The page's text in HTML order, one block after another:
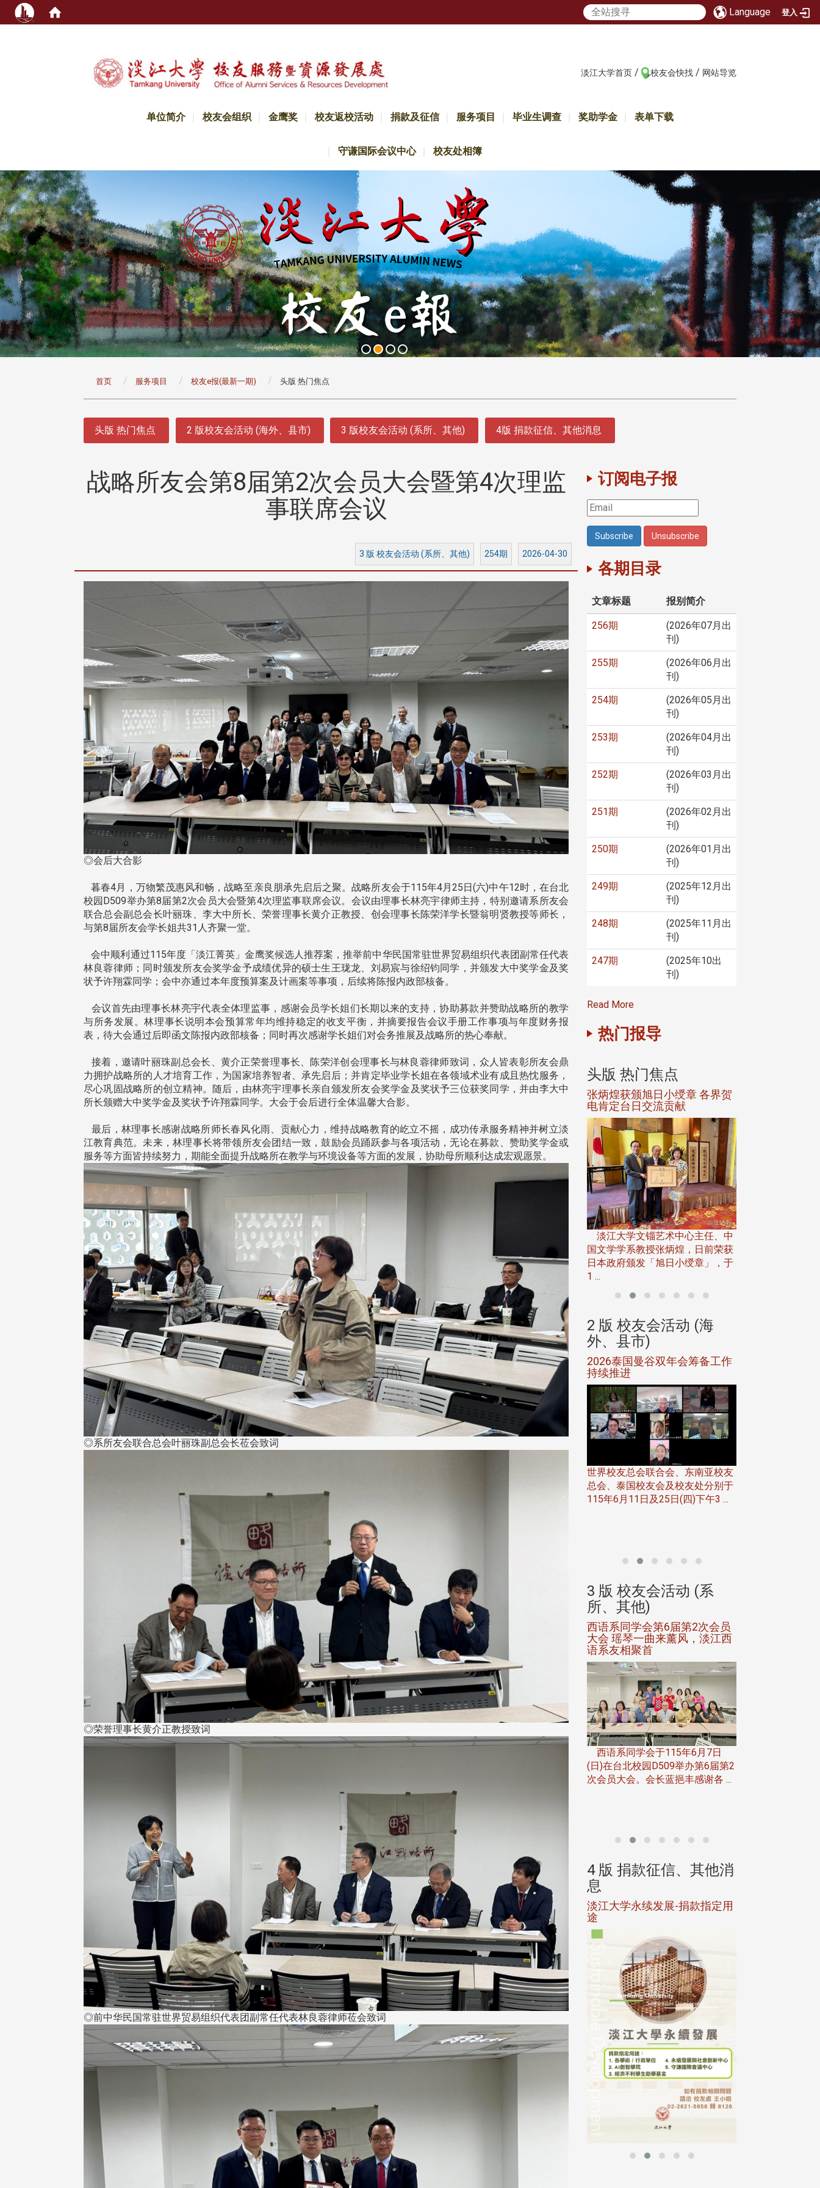
Language 登入
淡江大学首页 / 校友会快找 / 网站导览
单位简介 校友会组织 金鹰奖 校友返校活动 捐款及征信 服务项目 毕业生调查 奖助学金 表单下载
守谦国际会议中心 校友处相簿
首页 服务项目 校友e报(最新一期) 头版 热门焦点
头版 热门焦点 2 版校友会活动 (海外、县市) 3 版校友会活动 (系所、其他) 4版 捐款征信、其他消息
战略所友会第8届第2次会员大会暨第4次理监
事联席会议
3 版 校友会活动 (系所、其他) 254期 2026-04-30
◎会后大合影
暮春4月，万物繁茂惠风和畅，战略至亲良朋承先启后之聚。战略所友会于115年4月25日(六)中午12时，在台北
校园D509举办第8届第2次会员大会暨第4次理监事联席会议。会议由理事长林亮宇律师主持，特别邀请系所友会
联合总会副总会长叶丽珠、李大中所长、荣誉理事长黄介正教授、创会理事长陈荣洋学长暨翁明贤教授等师长，
与第8届所友会学长姐共31人齐聚一堂。
会中顺利通过115年度「淡江菁英」金鹰奖候选人推荐案，推举前中华民国常驻世界贸易组织代表团副常任代表
林良蓉律师；同时颁发所友会奖学金予成绩优异的硕士生王珑龙、刘易宸与徐绍钧同学，并颁发大中奖学金及奖
状予许翔霖同学；会中亦通过本年度预算案及计画案等事项，后续将陈报内政部核备。
会议首先由理事长林亮宇代表全体理监事，感谢会员学长姐们长期以来的支持，协助募款并赞助战略所的教学
与所务发展。林理事长说明本会预算常年均维持稳定的收支平衡，并摘要报告会议手册工作事项与年度财务报
表，待大会通过后即函文陈报内政部核备；同时再次感谢学长姐们对会务推展及战略所的热心奉献。
接着，邀请叶丽珠副总会长、黄介正荣誉理事长、陈荣洋创会理事长与林良蓉律师致词，众人皆表彰所友会鼎
力拥护战略所的人才培育工作，为国家培养智者、承先启后；并肯定毕业学长姐在各领域术业有成且热忱服务，
尽心巩固战略所的创立精神。随后，由林亮宇理事长亲自颁发所友会奖学金及奖状予三位获奖同学，并由李大中
所长颁赠大中奖学金及奖状予许翔霖同学。大会于会后进行全体温馨大合影。
最后，林理事长感谢战略所师长春风化雨、贡献心力，维持战略教育的屹立不摇，成功传承服务精神并树立淡
江教育典范。未来，林理事长将带领所友会团结一致，鼓励会员踊跃参与各项活动，无论在募款、赞助奖学金或
服务等方面皆持续努力，期能全面提升战略所在教学与环境设备等方面的发展，协助母所顺利达成宏观愿景。
◎系所友会联合总会叶丽珠副总会长莅会致词
◎荣誉理事长黄介正教授致词
◎前中华民国常驻世界贸易组织代表团副常任代表林良蓉律师莅会致词
订阅电子报
各期目录
文章标题 报别简介
256期
(2026年07月出
刊)
255期
(2026年06月出
刊)
254期
(2026年05月出
刊)
253期
(2026年04月出
刊)
252期
(2026年03月出
刊)
251期
(2026年02月出
刊)
250期
(2026年01月出
刊)
249期
(2025年12月出
刊)
248期
(2025年11月出
刊)
247期
(2025年10出
刊)
Read More
热门报导
大学主任秘书曾守正率队
校友处 深化校友工作交
大学主任秘书、中文系校友
正，于115年6月2日(二)率政
学校友服务相关同仁莅临本 ...
头版 热门焦点
十四载深耕校友情谊 校友处
执行长彭春阳荣退 校友感念
校友处执行长彭春阳于115年7月
30日(四)荣退，为其十四年来深耕
校友服务、凝聚海内外校友情 ...
头版 热门焦点
校友处新任执行长武士戎上
任 携手校友共创淡江新里程
淡江大学于115年7月30日(四)举
办布达暨单位主管交接典礼。115
学年度校友服务暨资源发展 ...
头版 热门焦点
淡江大学董事会议改选案报部
本校校长葛焕昭将于今(115)年7
月31日(五)任期届满。董事会于6月
24日(三)下午5时 ...
头版 热门焦点
张炳煌获颁旭日小绶章 各界贺
电肯定台日交流贡献
淡江大学文锱艺术中心主任、中
国文学学系教授张炳煌，日前荣获
日本政府颁发「旭日小绶章」，于
1 ...
校友会活动 (海
2 版 校友会活动 (海
外、县市)
台北市校友会6月份活动
台北市校友会于6月6日(六)举办
「新店瑠公圳知性健行活动」，在
领队温明正学长与副领队吕惠玲学
2 版 校友会活动 (海
外、县市)
台中市校友会拜会卢秀燕市
长 校友交流智慧治理凝聚向
心力
台中市校友会于115年6月24日
访团由母校战略所所长李大中、 ...
2 版 校友会活动 (海
外、县市)
南加州校友会召开115年年中
理事会议 许宗由当选116年
会长 并获授权承办下届世界
校友双年会
2 版 校友会活动 (海
外、县市)
2026泰国曼谷双年会筹备工作
持续推进
世界校友总会联合会、东南亚校友
总会、泰国校友会及校友处分别于
115年6月11日及25日(四)下午3 ...
3 版 校友会活动 (系
所、其他)
风保系友会兰阳探梅漫游 齐聚
共谱初夏欢乐乐章
在连日大雨阴霾下，风保系友会
3 版 校友会活动 (系
所、其他)
【校友来访】香港校友会前会
长叶雅琴、杜天宝学长
香港校友会前会长叶雅琴学姐与
(四)返校拜访校友处，受到校友 ...
3 版 校友会活动 (系
所、其他)
邱孝贤接任跨业合作协进会第2
届理事长
跨业合作协进会第二届第一次会员
大会于6月5日下午7时，在台北校
3 版 校友会活动 (系
所、其他)
西语系同学会第6届第2次会员
大会 瑶琴一曲来薰风，淡江西
语系友相聚首
西语系同学会于115年6月7日
(日)在台北校园D509举办第6届第2
次会员大会。会长蓝挹丰感谢各 ...
捐款征信、其他消
配合「个人资料保护法」之施
并导入个资管理，对于校友之
资料应尽善良管理人之责任，
4 版 捐款征信、其他消
息
欢迎订阅校友e报！
4 版 捐款征信、其他消
息
欢迎使用「淡江大学校园征才
线上系统」
4 版 捐款征信、其他消
息
捐款芳名录
4 版 捐款征信、其他消
息
淡江大学永续发展-捐款指定用
途